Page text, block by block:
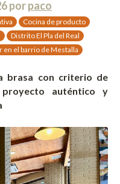
porpaco
Cocina de producto
Distrito El Pla del Real
en el barrio de Mestalla
brasa con criterio de
auténtico y